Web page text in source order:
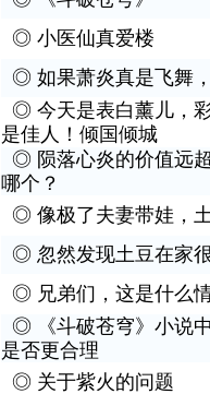
◎ 小医仙真爱楼
◎ 如果萧炎真是飞舞
◎ 今天是表白薰儿，
是佳人！倾国倾城
◎ 陨落心炎的价值远
哪个？
◎ 像极了夫妻带娃，
◎ 忽然发现土豆在家
◎ 兄弟们，这是什么
◎
《斗破苍穹》小说
是否更合理
◎ 关于紫火的问题